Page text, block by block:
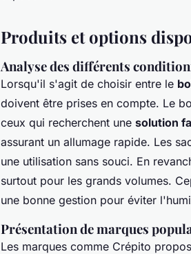
Produits et options
Analyse des différents
Lorsqu'il s'agit de choisir entre le
doivent être prises en compte. Le
ceux qui recherchent une solution
assurant un allumage rapide. Les
une utilisation sans souci. En
surtout pour les grands volumes.
une bonne gestion pour éviter
Présentation de marques
Les marques comme Crépito